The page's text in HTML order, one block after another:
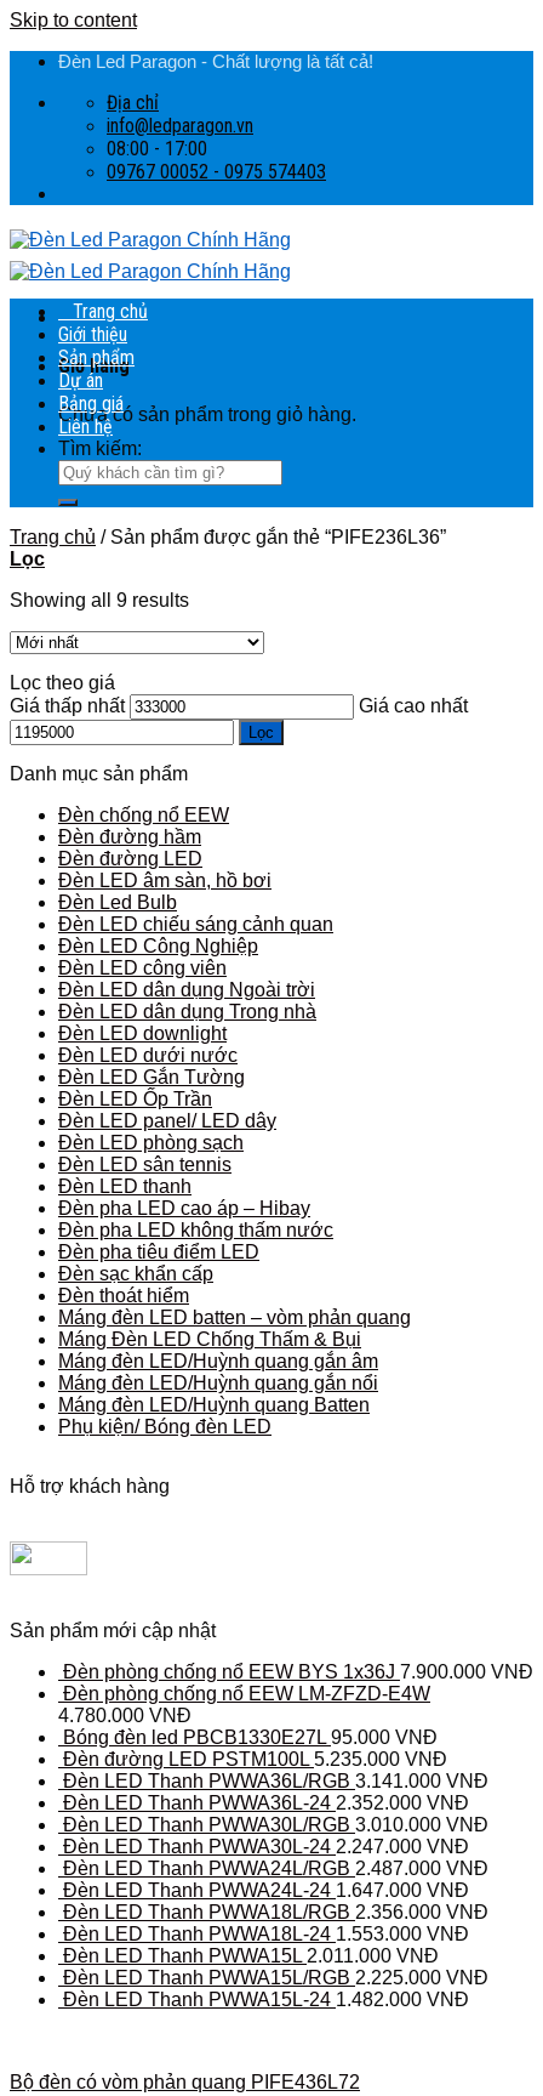
Skip to content
Đèn Led Paragon - Chất lượng là tất cả!
Địa chỉ
info@ledparagon.vn
08:00 - 17:00
09767 00052 - 0975 574403
Giỏ hàng
Chưa có sản phẩm trong giỏ hàng.
Trang chủ
Giới thiệu
Sản phẩm
Dự án
Bảng giá
Liên hệ
Tìm kiếm:
Trang chủ /Sản phẩm được gắn thẻ “PIFE236L36”
Lọc
Showing all 9 results
Lọc theo giá
Giá thấp nhất
Giá cao nhất
Lọc
Danh mục sản phẩm
Đèn chống nổ EEW
Đèn đường hầm
Đèn đường LED
Đèn LED âm sàn, hồ bơi
Đèn Led Bulb
Đèn LED chiếu sáng cảnh quan
Đèn LED Công Nghiệp
Đèn LED công viên
Đèn LED dân dụng Ngoài trời
Đèn LED dân dụng Trong nhà
Đèn LED downlight
Đèn LED dưới nước
Đèn LED Gắn Tường
Đèn LED Ốp Trần
Đèn LED panel/ LED dây
Đèn LED phòng sạch
Đèn LED sân tennis
Đèn LED thanh
Đèn pha LED cao áp – Hibay
Đèn pha LED không thấm nước
Đèn pha tiêu điểm LED
Đèn sạc khẩn cấp
Đèn thoát hiểm
Máng đèn LED batten – vòm phản quang
Máng Đèn LED Chống Thấm & Bụi
Máng đèn LED/Huỳnh quang gắn âm
Máng đèn LED/Huỳnh quang gắn nổi
Máng đèn LED/Huỳnh quang Batten
Phụ kiện/ Bóng đèn LED
Hỗ trợ khách hàng
Sản phẩm mới cập nhật
Đèn phòng chống nổ EEW BYS 1x36J 7.900.000 VNĐ
Đèn phòng chống nổ EEW LM-ZFZD-E4W
4.780.000 VNĐ
Bóng đèn led PBCB1330E27L 95.000 VNĐ
Đèn đường LED PSTM100L 5.235.000 VNĐ
Đèn LED Thanh PWWA36L/RGB 3.141.000 VNĐ
Đèn LED Thanh PWWA36L-24 2.352.000 VNĐ
Đèn LED Thanh PWWA30L/RGB 3.010.000 VNĐ
Đèn LED Thanh PWWA30L-24 2.247.000 VNĐ
Đèn LED Thanh PWWA24L/RGB 2.487.000 VNĐ
Đèn LED Thanh PWWA24L-24 1.647.000 VNĐ
Đèn LED Thanh PWWA18L/RGB 2.356.000 VNĐ
Đèn LED Thanh PWWA18L-24 1.553.000 VNĐ
Đèn LED Thanh PWWA15L 2.011.000 VNĐ
Đèn LED Thanh PWWA15L/RGB 2.225.000 VNĐ
Đèn LED Thanh PWWA15L-24 1.482.000 VNĐ
Bộ đèn có vòm phản quang PIFE436L72